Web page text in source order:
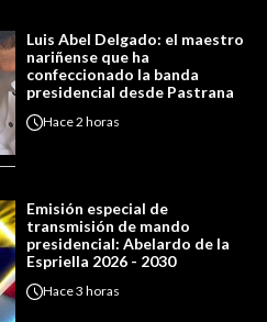
Luis Abel Delgado: el maestro
nariñense que ha
confeccionado la banda
presidencial desde Pastrana
Hace2 horas
Emisión especial de
transmisión de mando
presidencial: Abelardo de la
Espriella 2026 - 2030
Hace3 horas